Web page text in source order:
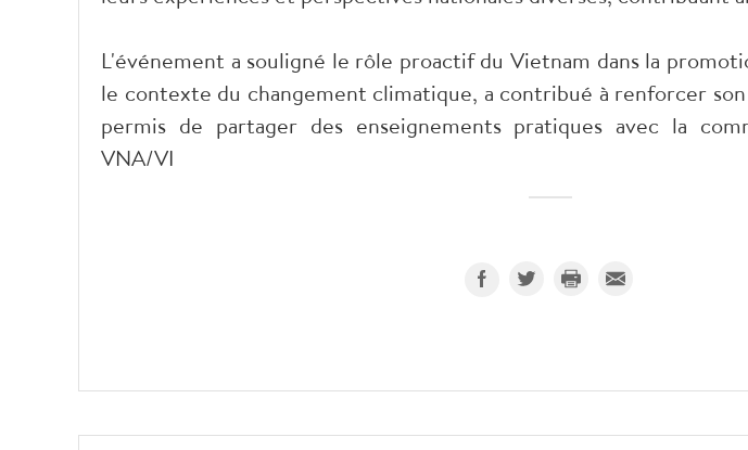
L'événement a souligné le rôle proactif du Vietnam dans la
le contexte du changement climatique, a contribué à renforcer
permis de partager des enseignements pratiques avec la
VNA/VI